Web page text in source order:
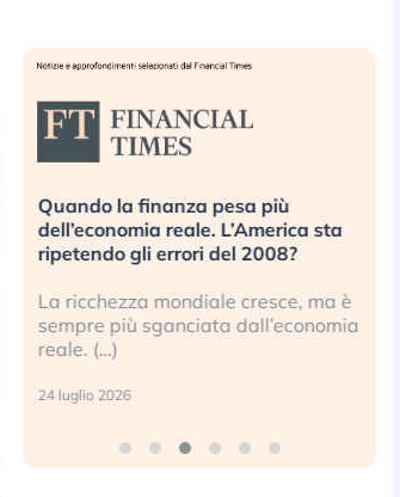
Quando la finanza pesa più
dell’economia reale. L’America sta
ripetendo gli errori del 2008?
La ricchezza mondiale cresce, ma è
sempre più sganciata dall’economia
reale. (…)
24 luglio 2026